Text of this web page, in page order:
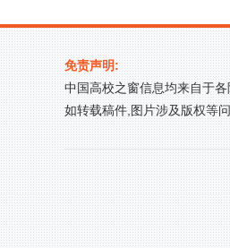
免责声明:
中国高校之窗信息均来自于
如转载稿件,图片涉及版权等